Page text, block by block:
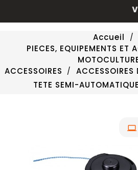
Accueil
PIECES, EQUIPEMENTS ET
ACCESSOIRES
ACCESSOIRES
TETE SEMI-